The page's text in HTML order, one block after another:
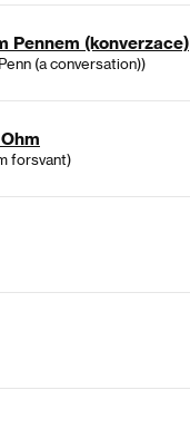
Pennem (konverzace)
(a conversation))
forsvant)